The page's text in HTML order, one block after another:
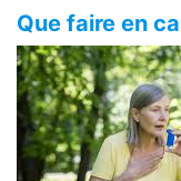
Que faire en